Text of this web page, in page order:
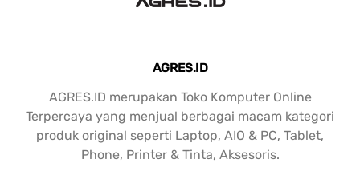
AGRES.ID
AGRES.ID merupakan Toko Komputer Online
Terpercaya yang menjual berbagai macam kategori
produk original seperti Laptop, AIO & PC, Tablet,
Phone, Printer & Tinta, Aksesoris.